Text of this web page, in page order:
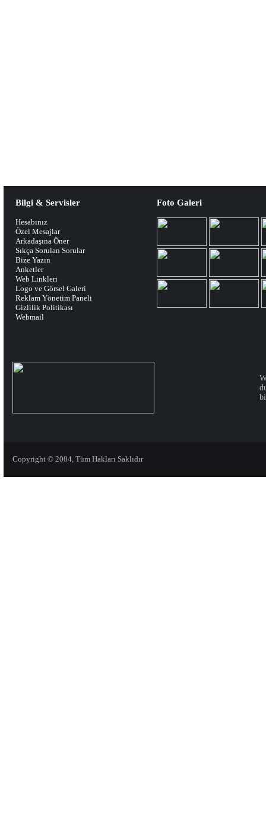
Bilgi & Servisler
Hesabınız
Özel Mesajlar
Arkadaşına Öner
Sıkça Sorulan Sorular
Bize Yazın
Anketler
Web Linkleri
Logo ve Görsel Galeri
Reklam Yönetim Paneli
Gizlilik Politikası
Webmail
Foto Galeri
Copyright © 2004, Tüm Hakları Saklıdır